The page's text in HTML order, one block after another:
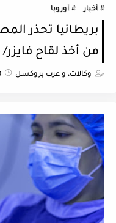
أخبار أوروبا
بريطانيا تحذر
من أخذ لقاح
وكالات، و عرب بروكسل